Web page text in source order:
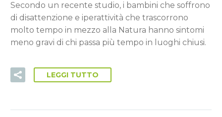
Secondo un recente studio, i bambini che soffrono
di disattenzione e iperattività che trascorrono
molto tempo in mezzo alla Natura hanno sintomi
meno gravi di chi passa più tempo in luoghi chiusi.
LEGGI TUTTO